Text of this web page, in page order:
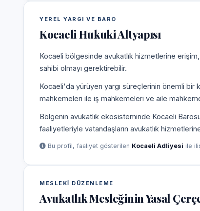
YEREL YARGI VE BARO
Kocaeli Hukuki Altyapısı
Kocaeli bölgesinde avukatlık hizmetlerine
sahibi olmayı gerektirebilir.
Kocaeli'da yürüyen yargı süreçlerinin önemli bir
mahkemeleri ile iş mahkemeleri ve aile
Bölgenin avukatlık ekosisteminde Kocaeli
faaliyetleriyle vatandaşların avukatlık
Bu profil, faaliyet gösterilen Kocaeli Adliyesi ile
MESLEKI DÜZENLEME
Avukatlık Mesleğinin Yasal